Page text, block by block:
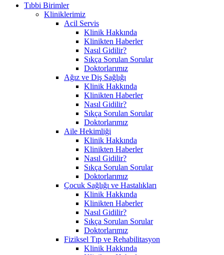
Tıbbi Birimler
Kliniklerimiz
Acil Servis
Klinik Hakkında
Klinikten Haberler
Nasıl Gidilir?
Sıkça Sorulan Sorular
Doktorlarımız
Ağız ve Diş Sağlığı
Klinik Hakkında
Klinikten Haberler
Nasıl Gidilir?
Sıkça Sorulan Sorular
Doktorlarımız
Aile Hekimliği
Klinik Hakkında
Klinikten Haberler
Nasıl Gidilir?
Sıkça Sorulan Sorular
Doktorlarımız
Çocuk Sağlığı ve Hastalıkları
Klinik Hakkında
Klinikten Haberler
Nasıl Gidilir?
Sıkça Sorulan Sorular
Doktorlarımız
Fiziksel Tıp ve Rehabilitasyon
Klinik Hakkında